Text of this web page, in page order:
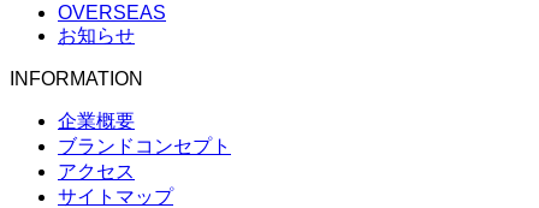
OVERSEAS
お知らせ
INFORMATION
企業概要
ブランドコンセプト
アクセス
サイトマップ